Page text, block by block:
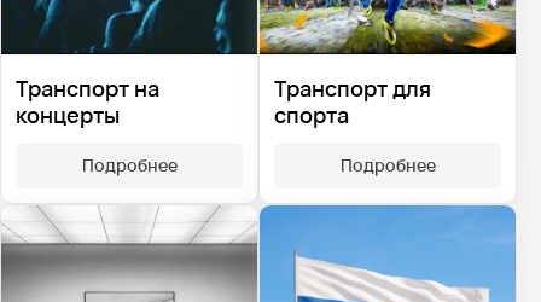
Транспорт на
концерты
Подробнее
Транспорт для
спорта
Подробнее